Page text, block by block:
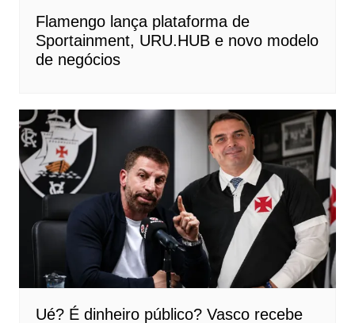
Flamengo lança plataforma de
Sportainment, URU.HUB e novo modelo
de negócios
Ué? É dinheiro público? Vasco recebe